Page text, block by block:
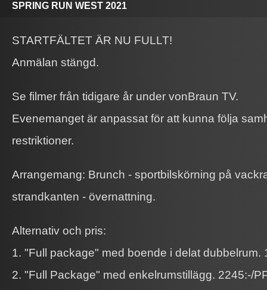
SPRING RUN WEST 2021
STARTFÄLTET ÄR NU FULLT!
Anmälan stängd.
Se filmer från tidigare år under vonBraun TV.
Evenemanget är anpassat för att kunna följa
restriktioner.
Arrangemang: Brunch - sportbilskörning på
strandkanten - övernattning.
Alternativ och pris:
1. "Full package" med boende i delat dubbelrum.
2. "Full Package" med enkelrumstillägg. 2245:-/